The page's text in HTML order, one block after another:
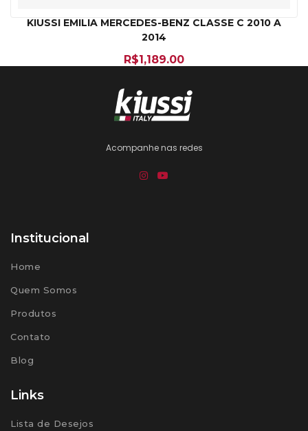
KIUSSI EMILIA MERCEDES-BENZ CLASSE C 2010 A
2014
R$1,189.00
Acompanhe nas redes
Institucional
Home
Quem Somos
Produtos
Contato
Blog
Links
Lista de Desejos